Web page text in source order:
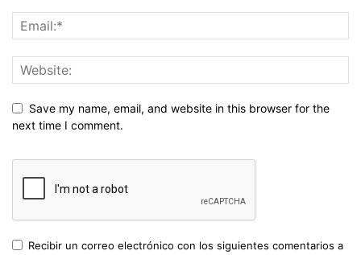
Save my name, email, and website in this browser for the
next time I comment.
Recibir un correo electrónico con los siguientes comentarios a